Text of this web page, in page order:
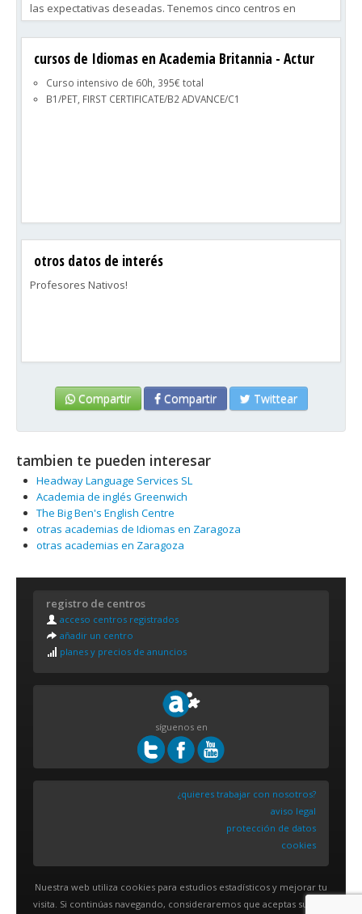
las expectativas deseadas. Tenemos cinco centros en
Zaragoza.
La actividad principal de nuestros centros es la enseñanza
de inglés, también enseñamos alemán, francés y portugues,
cursos de Idiomas en Academia Britannia - Actur
Curso intensivo de 60h, 395€ total
B1/PET, FIRST CERTIFICATE/B2 ADVANCE/C1
otros datos de interés
Profesores Nativos!
Compartir Compartir Twittear
tambien te pueden interesar
Headway Language Services SL
Academia de inglés Greenwich
The Big Ben's English Centre
otras academias de Idiomas en Zaragoza
otras academias en Zaragoza
registro de centros
acceso centros registrados
añadir un centro
planes y precios de anuncios
síguenos en
¿quieres trabajar con nosotros?
aviso legal
protección de datos
cookies
Nuestra web utiliza cookies para estudios estadísticos y mejorar tu
visita. Si continúas navegando, consideraremos que aceptas su uso.